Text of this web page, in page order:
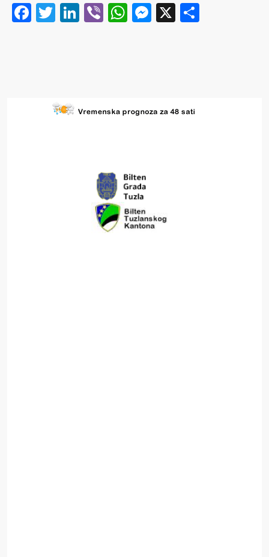
Facebook
Twitter
LinkedIn
ViberWhatsApp
Messenger
X